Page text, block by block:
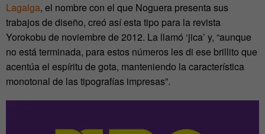
Lagalga, el nombre con el que Noguera presenta sus
trabajos de diseño, creó así esta tipo para la revista
Yorokobu de noviembre de 2012. La llamó ‘jica’ y, “aunque
no está terminada, para estos números les di ese brillito que
acentúa el espíritu de gota, manteniendo la característica
monotonal de las tipografías impresas”.